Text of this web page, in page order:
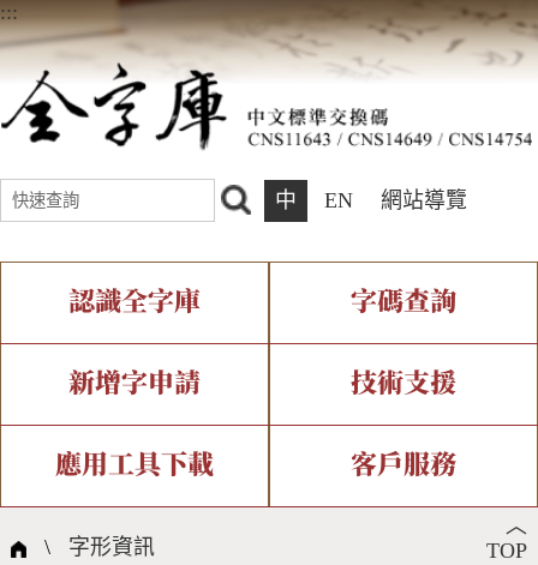
:::
中 EN 網站導覽
認識全字庫
全字庫介紹 全字庫現況
中文碼介紹 專有名詞介紹
國際字碼相關組織
字碼查詢
IDS查詢 部件查詢
複合查詢 注音查詢
筆畫查詢
新增字申請
新字申請處理流程
技術支援
字形即時顯示 造字解決方案
全字庫授權 轉碼Web Service
應用工具下載
個人電腦造字處理工具
客戶服務
問題集
︿
TOP
\ 字形資訊